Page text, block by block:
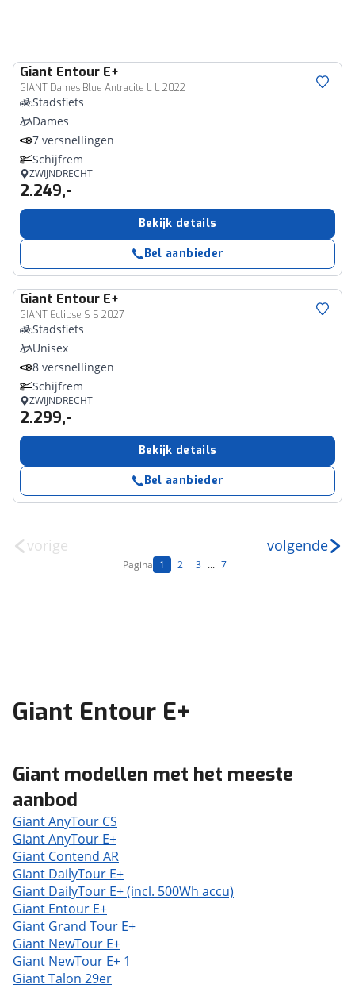
Giant Entour E+
GIANT Dames Blue Antracite L L 2022
Stadsfiets
Dames
7 versnellingen
Schijfrem
ZWIJNDRECHT
2.249,-
Bekijk details
Bel aanbieder
Giant Entour E+
GIANT Eclipse S S 2027
Stadsfiets
Unisex
8 versnellingen
Schijfrem
ZWIJNDRECHT
2.299,-
Bekijk details
Bel aanbieder
vorige
Pagina 1 2 3 ... 7
volgende
Giant Entour E+
Giant modellen met het meeste
aanbod
Giant AnyTour CS
Giant AnyTour E+
Giant Contend AR
Giant DailyTour E+
Giant DailyTour E+ (incl. 500Wh accu)
Giant Entour E+
Giant Grand Tour E+
Giant NewTour E+
Giant NewTour E+ 1
Giant Talon 29er